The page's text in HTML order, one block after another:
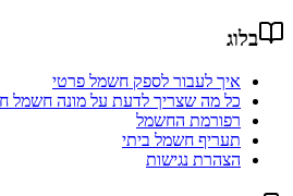
בלוג
איך לעבור לספק חשמל פרטי
כל מה שצריך לדעת על מונה חשמל
רפורמת החשמל
תעריף חשמל ביתי
הצהרת נגישות